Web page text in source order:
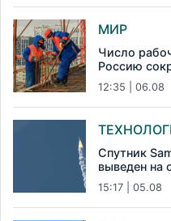
МИР
Число
Россию
12:35 | 06.08
Спутник
выведен на
15:17 | 05.08